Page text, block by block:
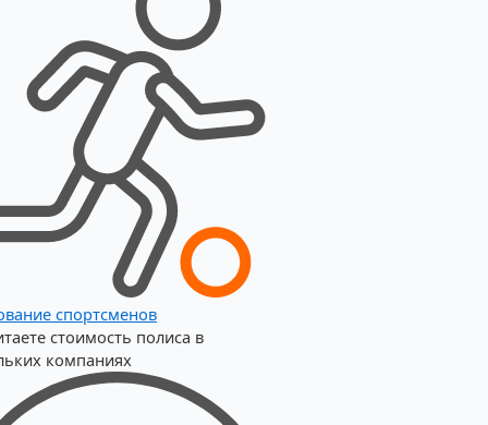
спортсменов
стоимость полиса в
компаниях